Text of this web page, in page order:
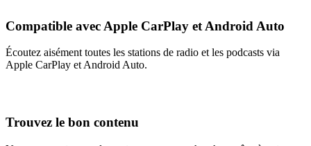
Compatible avec Apple CarPlay et Android Auto
Écoutez aisément toutes les stations de radio et les podcasts via
Apple CarPlay et Android Auto.
Trouvez le bon contenu